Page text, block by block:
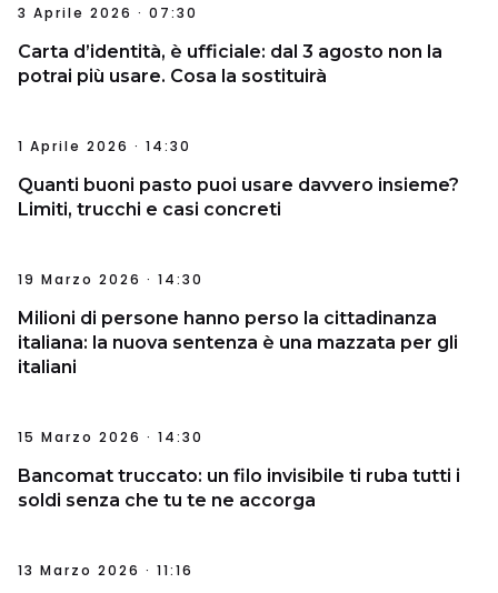
3 Aprile 2026 · 07:30
Carta d’identità, è ufficiale: dal 3 agosto non la
potrai più usare. Cosa la sostituirà
1 Aprile 2026 · 14:30
Quanti buoni pasto puoi usare davvero insieme?
Limiti, trucchi e casi concreti
19 Marzo 2026 · 14:30
Milioni di persone hanno perso la cittadinanza
italiana: la nuova sentenza è una mazzata per gli
italiani
15 Marzo 2026 · 14:30
Bancomat truccato: un filo invisibile ti ruba tutti i
soldi senza che tu te ne accorga
13 Marzo 2026 · 11:16